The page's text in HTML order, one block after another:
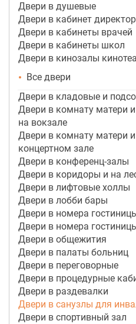
Двери в душевые
Двери в кабинет
Двери в кабинеты врачей
Двери в кабинеты школ
Двери в кинозалы
Все двери
Двери в кладовые и
Двери в комнату матери
на вокзале
Двери в комнату матери
концертном зале
Двери в конференц-залы
Двери в коридоры и на
Двери в лифтовые холлы
Двери в лобби бары
Двери в номера
Двери в номера
Двери в общежития
Двери в палаты больниц
Двери в переговорные
Двери в процедурные
Двери в раздевалки
Двери в санузлы для
Двери в спортивный зал